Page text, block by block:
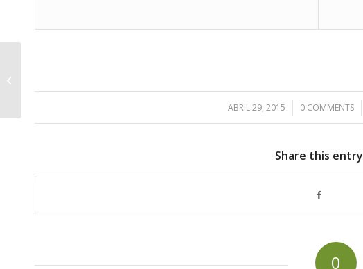
ABRIL 29, 2015
/ 0 COMMENTS
/
Share this entry
0